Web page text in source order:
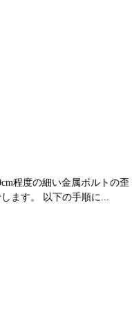
程度の細い金属ボルトの歪
ます。 以下の手順に...